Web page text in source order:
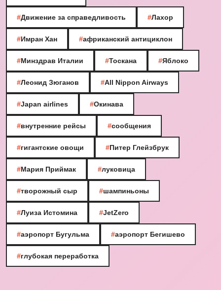
#Движение за справедливость #Лахор
#Имран Хан #африканский антициклон
#Минздрав Италии #Тоскана #Яблоко
#Леонид Зюганов #All Nippon Airways
#Japan airlines #Окинава
#внутренние рейсы #сообщения
#гигантские овощи #Питер Глейзбрук
#Мария Приймак #луковица
#творожный сыр #шампиньоны
#Луиза Истомина #JetZero
#аэропорт Бугульма #аэропорт Бегишево
#глубокая переработка